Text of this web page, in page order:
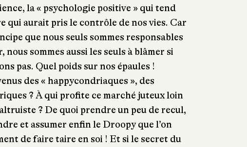
la « psychologie positive » qui tend
qui aurait pris le contrôle de nos vies. Car
que nous seuls sommes responsables
sommes aussi les seuls à blâmer si
pas. Quel poids sur nos épaules !
des « happycondriaques », des
? À qui profite ce marché juteux loin
? De quoi prendre un peu de recul,
et assumer enfin le Droopy que l’on
de faire taire en soi ! Et si le secret du